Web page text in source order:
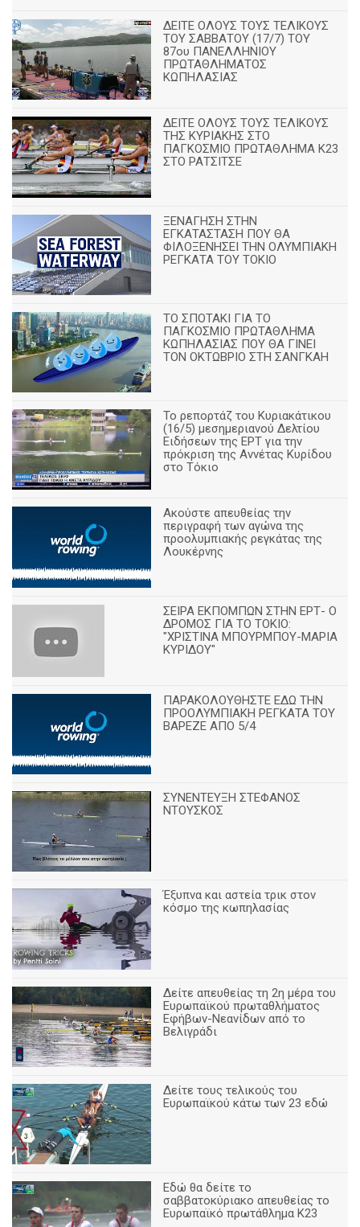
ΔΕΙΤΕ ΟΛΟΥΣ ΤΟΥΣ ΤΕΛΙΚΟΥΣ
ΤΟΥ ΣΑΒΒΑΤΟΥ (17/7) ΤΟΥ
87ου ΠΑΝΕΛΛΗΝΙΟΥ
ΠΡΩΤΑΘΛΗΜΑΤΟΣ
ΚΩΠΗΛΑΣΙΑΣ
ΔΕΙΤΕ ΟΛΟΥΣ ΤΟΥΣ ΤΕΛΙΚΟΥΣ
ΤΗΣ ΚΥΡΙΑΚΗΣ ΣΤΟ
ΠΑΓΚΟΣΜΙΟ ΠΡΩΤΑΘΛΗΜΑ Κ23
ΣΤΟ ΡΑΤΣΙΤΣΕ
ΞΕΝΑΓΗΣΗ ΣΤΗΝ
ΕΓΚΑΤΑΣΤΑΣΗ ΠΟΥ ΘΑ
ΦΙΛΟΞΕΝΗΣΕΙ ΤΗΝ ΟΛΥΜΠΙΑΚΗ
ΡΕΓΚΑΤΑ ΤΟΥ ΤΟΚΙΟ
ΤΟ ΣΠΟΤΑΚΙ ΓΙΑ ΤΟ
ΠΑΓΚΟΣΜΙΟ ΠΡΩΤΑΘΛΗΜΑ
ΚΩΠΗΛΑΣΙΑΣ ΠΟΥ ΘΑ ΓΙΝΕΙ
ΤΟΝ ΟΚΤΩΒΡΙΟ ΣΤΗ ΣΑΝΓΚΑΗ
Το ρεπορτάζ του Κυριακάτικου
(16/5) μεσημεριανού Δελτίου
Ειδήσεων της ΕΡΤ για την
πρόκριση της Αννέτας Κυρίδου
στο Τόκιο
Ακούστε απευθείας την
περιγραφή των αγώνα της
προολυμπιακής ρεγκάτας της
Λουκέρνης
ΣΕΙΡΑ ΕΚΠΟΜΠΩΝ ΣΤΗΝ ΕΡΤ- Ο
ΔΡΟΜΟΣ ΓΙΑ ΤΟ ΤΟΚΙΟ:
"ΧΡΙΣΤΙΝΑ ΜΠΟΥΡΜΠΟΥ-ΜΑΡΙΑ
ΚΥΡΙΔΟΥ"
ΠΑΡΑΚΟΛΟΥΘΗΣΤΕ ΕΔΩ ΤΗΝ
ΠΡΟΟΛΥΜΠΙΑΚΗ ΡΕΓΚΑΤΑ ΤΟΥ
ΒΑΡΕΖΕ ΑΠΟ 5/4
ΣΥΝΕΝΤΕΥΞΗ ΣΤΕΦΑΝΟΣ
ΝΤΟΥΣΚΟΣ
Έξυπνα και αστεία τρικ στον
κόσμο της κωπηλασίας
Δείτε απευθείας τη 2η μέρα του
Ευρωπαϊκού πρωταθλήματος
Εφήβων-Νεανίδων από το
Βελιγράδι
Δείτε τους τελικούς του
Ευρωπαϊκού κάτω των 23 εδώ
Εδώ θα δείτε το
σαββατοκύριακο απευθείας το
Ευρωπαϊκό πρωτάθλημα Κ23